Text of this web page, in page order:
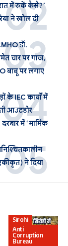
में रुकें कैसे?’
ने खोल दी
डॉ.
चार पर गाज,
बाबू पर लगाए
के IEC कार्यों में
आउटडोर
में ‘मार्मिक
ने दिया
Sirohi
Anti
Corruption
Bureau